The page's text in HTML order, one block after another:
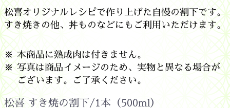
松喜オリジナルレシピで作り上げた自慢の割下です。
すき焼きの他、丼ものなどにもご利用いただけます。
本商品に熟成肉は付きません。
写真は商品イメージのため、実物と異なる場合が
ございます。ご了承ください。
松喜 すき焼の割下/1本（500ml）